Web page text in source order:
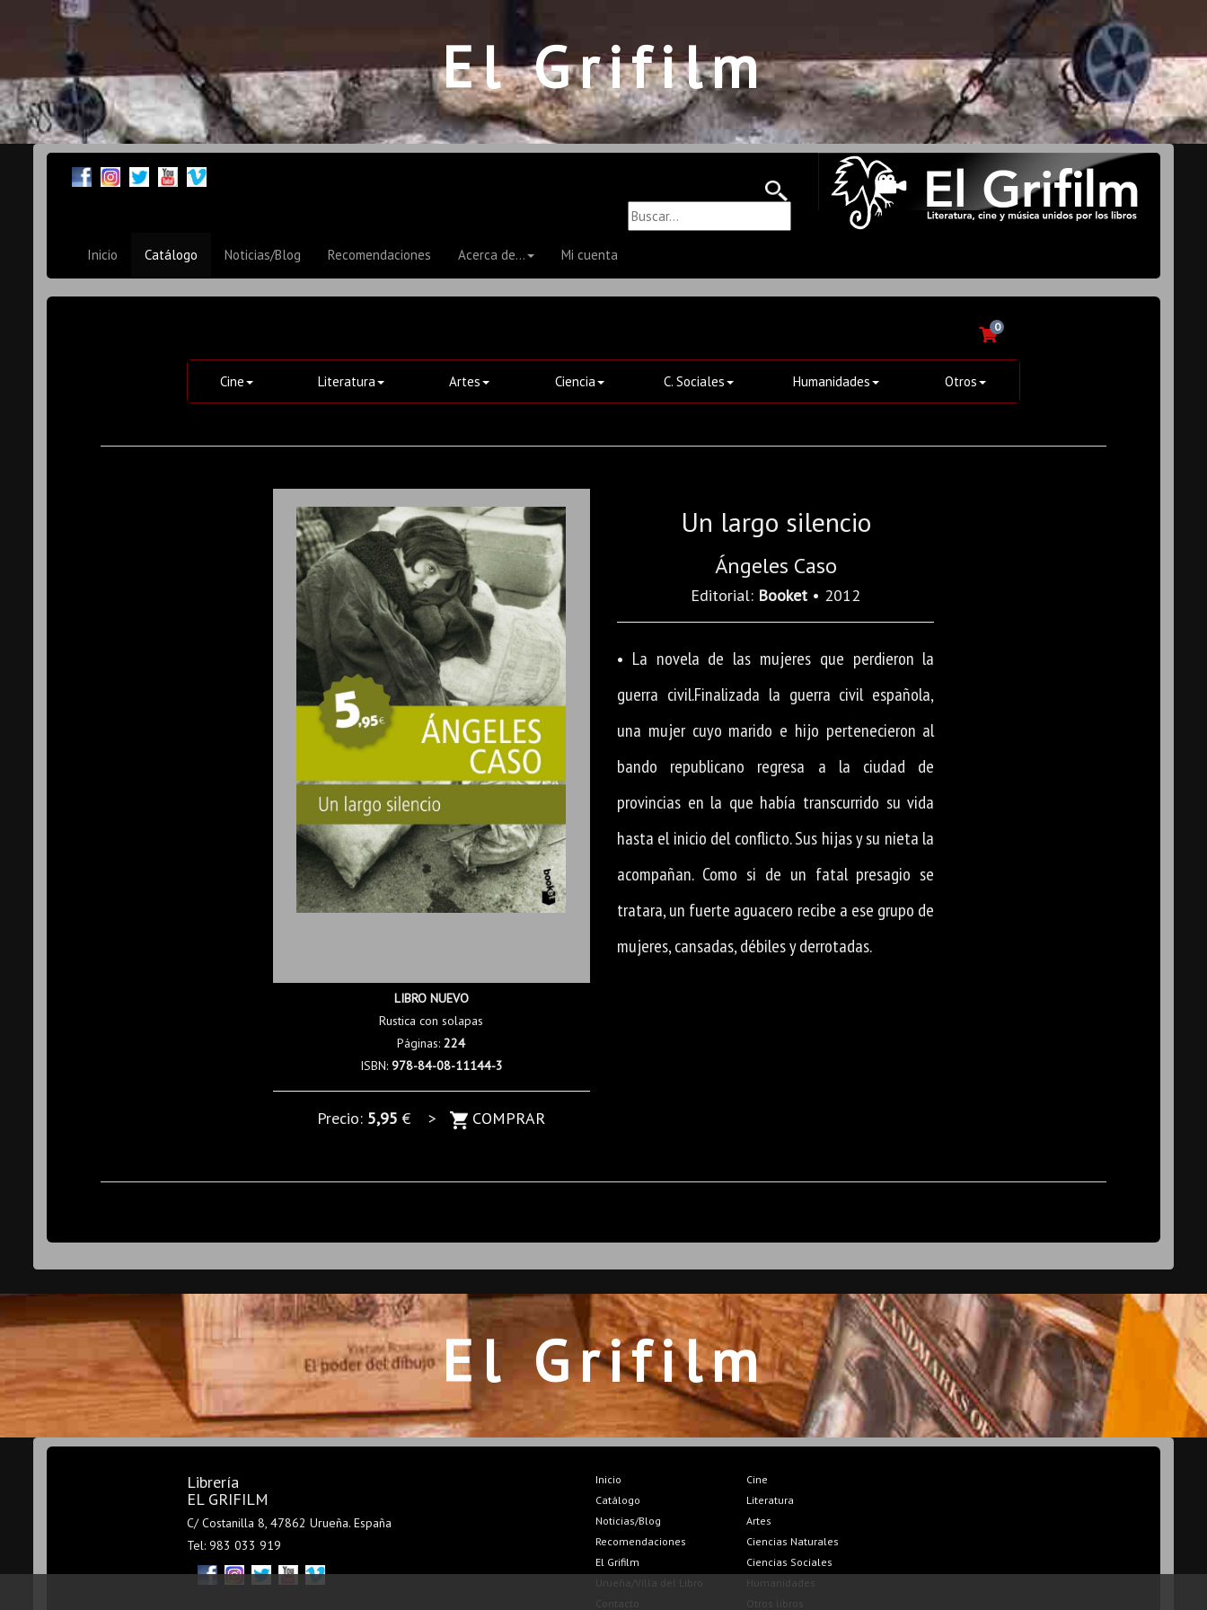
El Grifilm
Inicio Catálogo Noticias/Blog Recomendaciones Acerca de... Mi cuenta
0
Cine Literatura Artes Ciencia C. Sociales Humanidades Otros
LIBRO NUEVO
Rustica con solapas
Páginas:224
ISBN: 978-84-08-11144-3
Precio: 5,95 € > COMPRAR
Un largo silencio
Ángeles Caso
Editorial: Booket • 2012
• La novela de las mujeres que perdieron la
guerra civil.Finalizada la guerra civil española,
una mujer cuyo marido e hijo pertenecieron al
bando republicano regresa a la ciudad de
provincias en la que había transcurrido su vida
hasta el inicio del conflicto. Sus hijas y su nieta la
acompañan. Como si de un fatal presagio se
tratara, un fuerte aguacero recibe a ese grupo de
mujeres, cansadas, débiles y derrotadas.
El Grifilm
Librería
EL GRIFILM
C/ Costanilla 8, 47862 Urueña. España
Tel: 983 033 919
Inicio
Catálogo
Noticias/Blog
Recomendaciones
El Grifilm
Urueña/Villa del Libro
Contacto
Cine
Literatura
Artes
Ciencias Naturales
Ciencias Sociales
Humanidades
Otros libros